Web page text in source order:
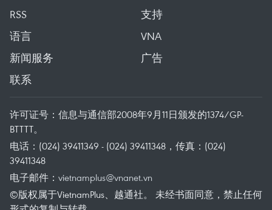
RSS
支持
语言
VNA
新闻服务
广告
联系
许可证号：信息与通信部2008年9月11日颁发的1374/GP-
BTTTT。
电话：(024) 39411349 - (024) 39411348，传真：(024)
39411348
电子邮件： vietnamplus@vnanet.vn
©版权属于VietnamPlus、越通社。 未经书面同意，禁止任何